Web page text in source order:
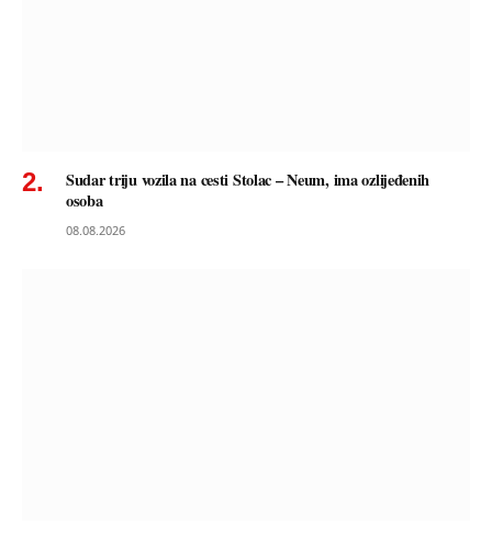
Sudar triju vozila na cesti Stolac – Neum, ima ozlijeđenih
osoba
08.08.2026